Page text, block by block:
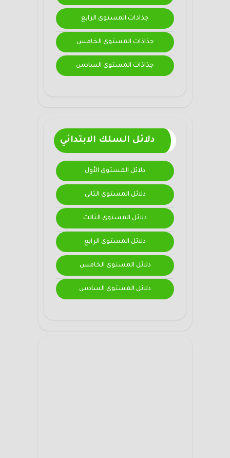
جذاذات المستوى الرابع
جذاذات المستوى الخامس
جذاذات المستوى السادس
دلائل السلك الابتدائي
دلائل المستوى الأول
دلائل المستوى الثاني
دلائل المستوى الثالث
دلائل المستوى الرابع
دلائل المستوى الخامس
دلائل المستوى السادس